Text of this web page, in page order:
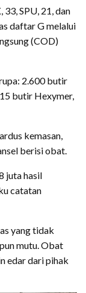
SPU, 21, dan
daftar G melalui
(COD)
2.600 butir
butir Hexymer,
kemasan,
berisi obat.
juta hasil
catatan
yang tidak
mutu. Obat
edar dari pihak